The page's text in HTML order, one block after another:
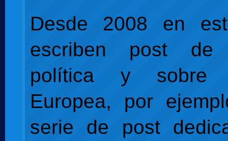
Desde 2008 en
escriben post de
política y sobre
Europea, por
serie de post